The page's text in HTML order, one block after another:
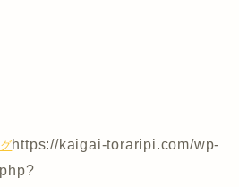
https://kaigai-toraripi.com/wp-